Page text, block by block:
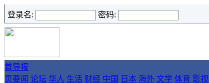
登录名: 密码:
首
页
导报
要闻 论坛 华人 生活 财经 中国 日本 海外 文学 体育 影视